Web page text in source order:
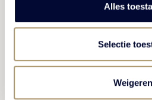
Alles
Selectie
Weigeren
Heeft u iets bijzonder te
jubileum of een bruiloft? Of
unieke locatie voor jullie
concert of andere
met u mee om een